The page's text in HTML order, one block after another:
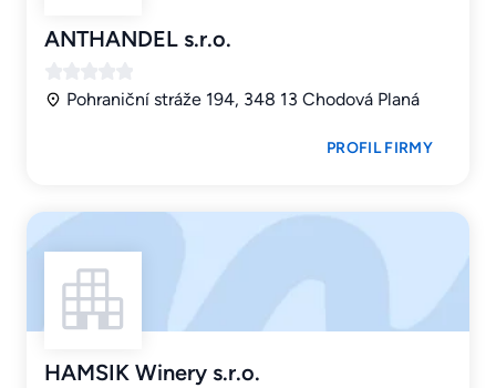
ANTHANDEL s.r.o.
Pohraniční stráže 194, 348 13 Chodová Planá
PROFIL FIRMY
HAMSIK Winery s.r.o.